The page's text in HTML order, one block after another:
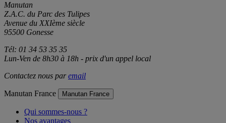
Manutan
Z.A.C. du Parc des Tulipes
Avenue du XXIème siècle
95500 Gonesse
Tél: 01 34 53 35 35
Lun-Ven de 8h30 à 18h - prix d'un appel local
Contactez nous paremail
Manutan France Manutan France
Qui sommes-nous ?
Nos avantages